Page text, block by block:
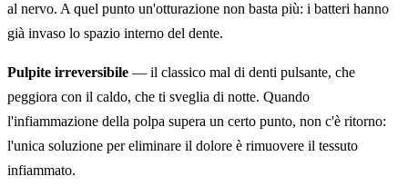
al nervo. A quel punto un'otturazione non basta più: i batteri hanno
già invaso lo spazio interno del dente.
Pulpite irreversibile — il classico mal di denti pulsante, che
peggiora con il caldo, che ti sveglia di notte. Quando
l'infiammazione della polpa supera un certo punto, non c'è ritorno:
l'unica soluzione per eliminare il dolore è rimuovere il tessuto
infiammato.